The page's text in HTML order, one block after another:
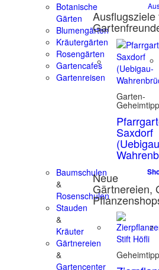
Botanische
Gärten
Blumengärten
Kräutergärten
Rosengärten
Gartencafes
Gartenreisen
Garten-
Geheimtipp
Saxdorf
Baumschulen
&
Rosenschulen
Stauden
&
Kräuter
Gärtnereien
&
Gartencenter
Neue
Gärtnereien,
Geheimtipp